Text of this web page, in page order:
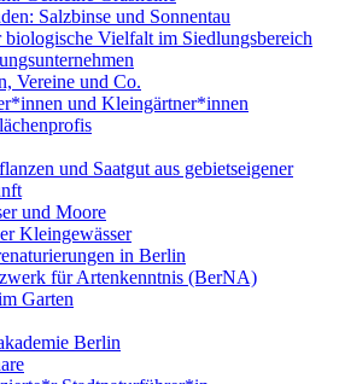
Salzbinse und Sonnentau
Vielfalt im Siedlungsbereich
Vereine und Co.
und Kleingärtner*innen
und Saatgut aus gebietseigener
und Moore
Kleingewässer
in Berlin
für Artenkenntnis (BerNA)
Garten
Berlin